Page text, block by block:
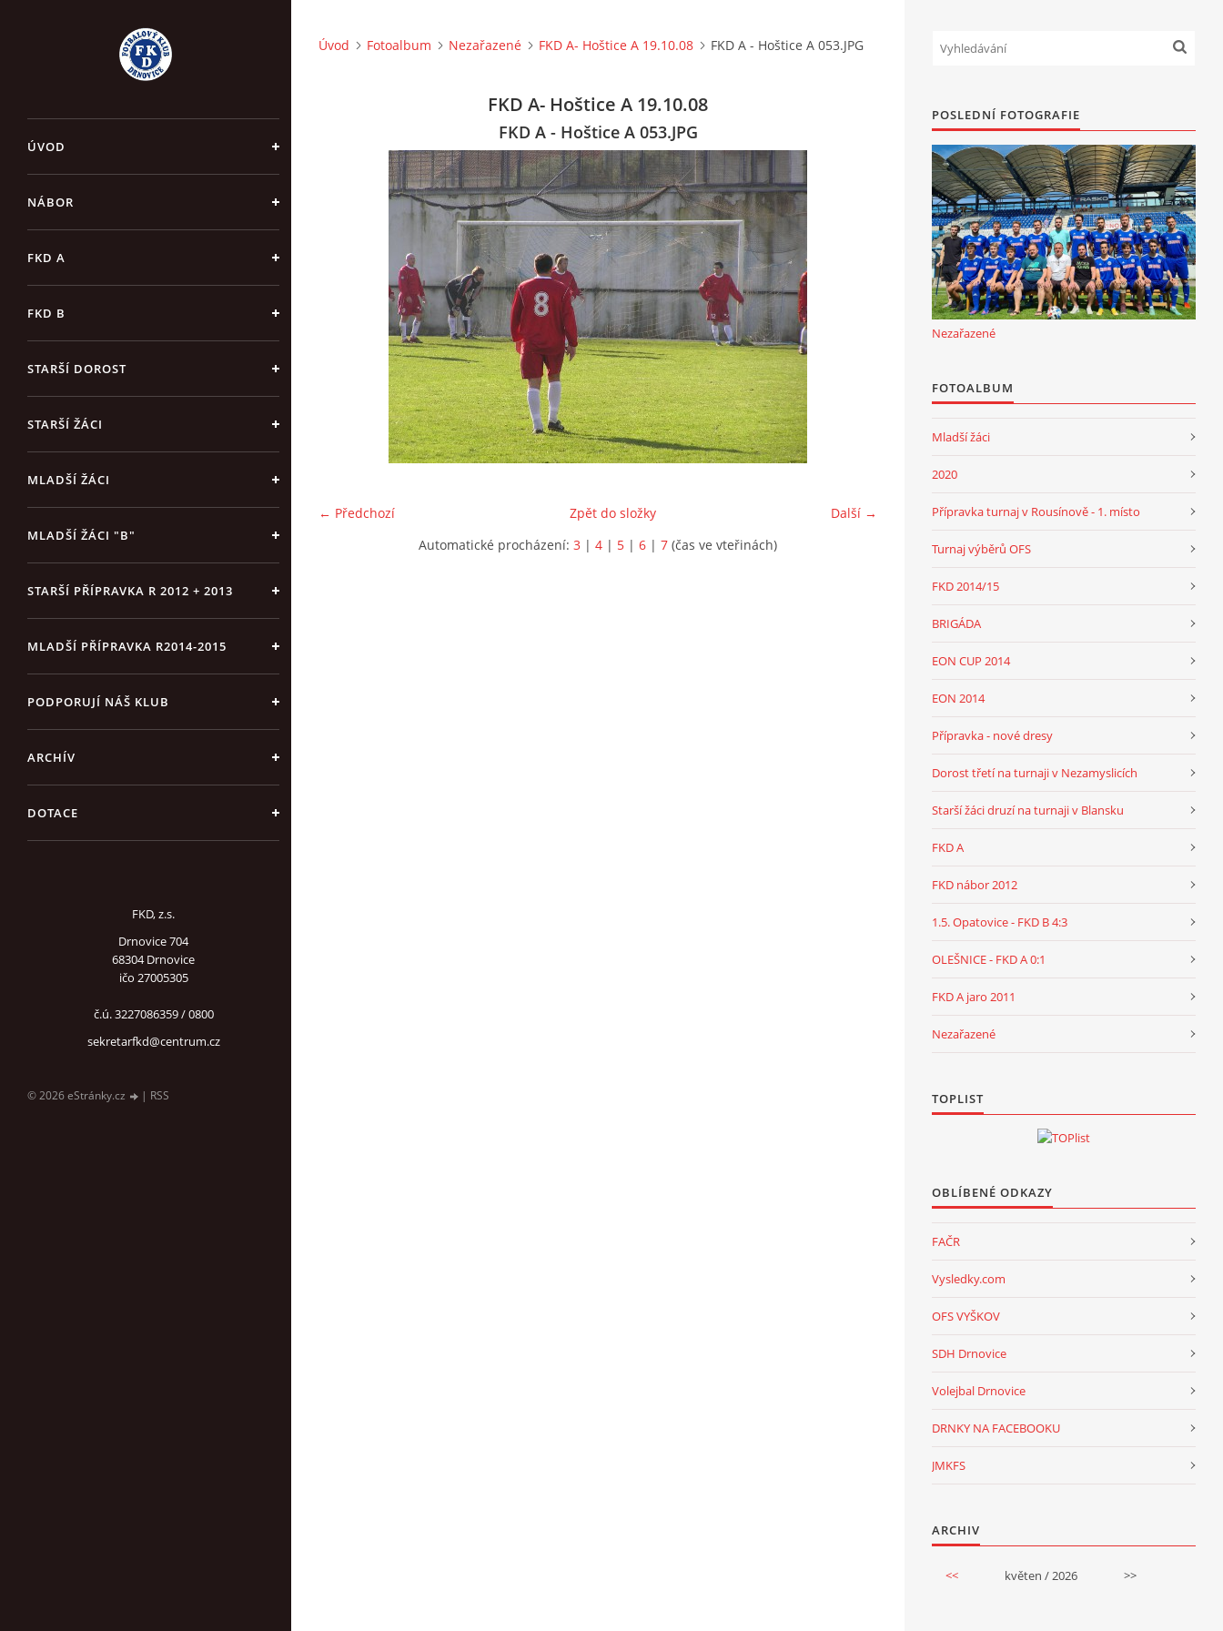
ÚVOD
NÁBOR
FKD A
FKD B
STARŠÍ DOROST
STARŠÍ ŽÁCI
MLADŠÍ ŽÁCI
MLADŠÍ ŽÁCI "B"
STARŠÍ PŘÍPRAVKA R 2012 + 2013
MLADŠÍ PŘÍPRAVKA R2014-2015
PODPORUJÍ NÁŠ KLUB
ARCHÍV
DOTACE
FKD, z.s.
Drnovice 704
68304 Drnovice
ičo 27005305
č.ú. 3227086359 / 0800
sekretarfkd@centrum.cz
© 2026 eStránky.cz | RSS
Úvod Fotoalbum Nezařazené FKD A- Hoštice A 19.10.08 FKD A - Hoštice A 053.JPG
FKD A- Hoštice A 19.10.08
FKD A - Hoštice A 053.JPG
← Předchozí Další →
Zpět do složky
Automatické procházení: 3 | 4 | 5 | 6 | 7 (čas ve vteřinách)
POSLEDNÍ FOTOGRAFIE
Nezařazené
FOTOALBUM
Mladší žáci
2020
Přípravka turnaj v Rousínově - 1. místo
Turnaj výběrů OFS
FKD 2014/15
BRIGÁDA
EON CUP 2014
EON 2014
Přípravka - nové dresy
Dorost třetí na turnaji v Nezamyslicích
Starší žáci druzí na turnaji v Blansku
FKD A
FKD nábor 2012
1.5. Opatovice - FKD B 4:3
OLEŠNICE - FKD A 0:1
FKD A jaro 2011
Nezařazené
TOPLIST
OBLÍBENÉ ODKAZY
FAČR
Vysledky.com
OFS VYŠKOV
SDH Drnovice
Volejbal Drnovice
DRNKY NA FACEBOOKU
JMKFS
ARCHIV
<< květen / 2026 >>